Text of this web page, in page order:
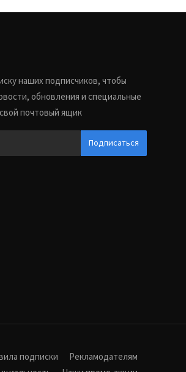
наших подписчиков, чтобы
обновления и специальные
почтовый ящик
Подписаться
подписки
Рекламодателям